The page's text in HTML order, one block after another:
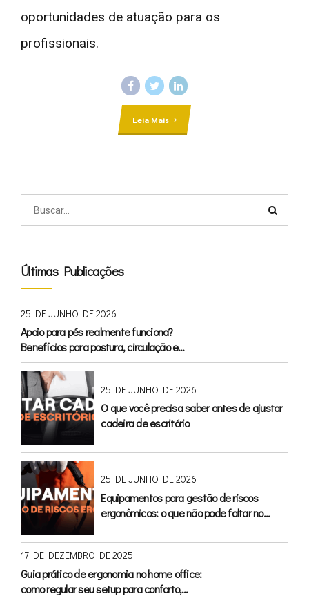
oportunidades de atuação para os
profissionais.
Leia Mais
Últimas Publicações
25 DE JUNHO DE 2026
Apoio para pés realmente funciona?
Benefícios para postura, circulação e
conforto
25 DE JUNHO DE 2026
O que você precisa saber antes de ajustar
cadeira de escritório
25 DE JUNHO DE 2026
Equipamentos para gestão de riscos
ergonômicos: o que não pode faltar no
17 DE DEZEMBRO DE 2025
Guia prático de ergonomia no home office:
como regular seu setup para conforto,